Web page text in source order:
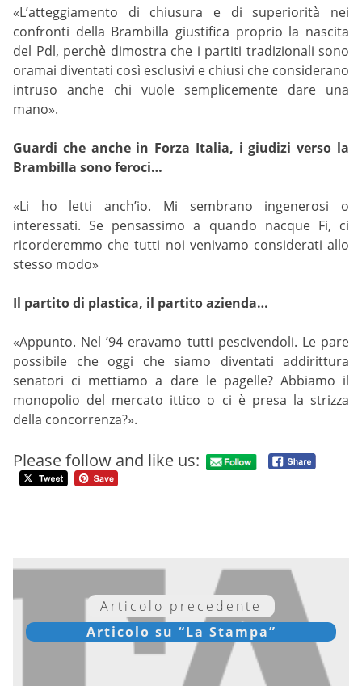
«L’atteggiamento di chiusura e di superiorità nei
confronti della Brambilla giustifica proprio la nascita
del Pdl, perchè dimostra che i partiti tradizionali sono
oramai diventati così esclusivi e chiusi che considerano
intruso anche chi vuole semplicemente dare una
mano».
Guardi che anche in Forza Italia, i giudizi verso la
Brambilla sono feroci…
«Li ho letti anch’io. Mi sembrano ingenerosi o
interessati. Se pensassimo a quando nacque Fi, ci
ricorderemmo che tutti noi venivamo considerati allo
stesso modo»
Il partito di plastica, il partito azienda…
«Appunto. Nel ’94 eravamo tutti pescivendoli. Le pare
possibile che oggi che siamo diventati addirittura
senatori ci mettiamo a dare le pagelle? Abbiamo il
monopolio del mercato ittico o ci è presa la strizza
della concorrenza?».
Please follow and like us:
Articolo precedente
Articolo su “La Stampa”